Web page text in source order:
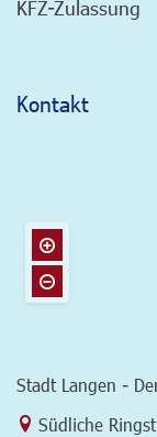
KFZ-Zulassung
Kontakt
Stadt Langen -
Link zur
Südliche